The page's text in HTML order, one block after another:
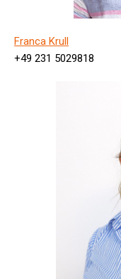
Franca Krull
+49 231 5029818